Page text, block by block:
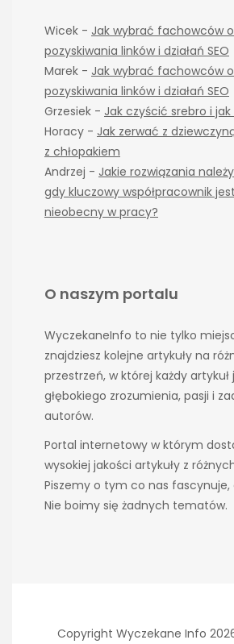
Wicek - Jak wybrać fachowców
pozyskiwania linków i działań SEO
Marek - Jak wybrać fachowców
pozyskiwania linków i działań SEO
Grzesiek - Jak czyścić srebro i
Horacy - Jak zerwać z
z chłopakiem
Andrzej - Jakie rozwiązania
gdy kluczowy współpracownik
nieobecny w pracy?
O naszym portalu
WyczekaneInfo to nie tylko
znajdziesz kolejne artykuły na
przestrzeń, w której każdy
głębokiego zrozumienia, pasji i
autorów.
Portal internetowy w którym
wysokiej jakości artykuły z
Piszemy o tym co nas fascynuje,
Nie boimy się żadnych tematów.
Copyright Wyczekane Info